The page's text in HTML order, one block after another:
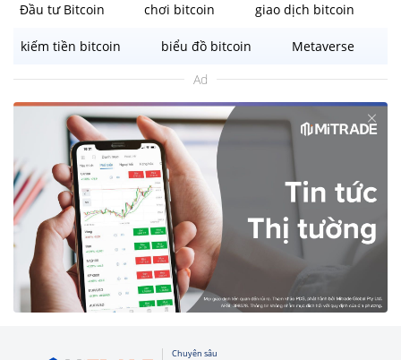
Đầu tư Bitcoin chơi bitcoin giao dịch bitcoin
kiếm tiền bitcoin biểu đồ bitcoin
Metaverse
Ad
Chuyên sâu